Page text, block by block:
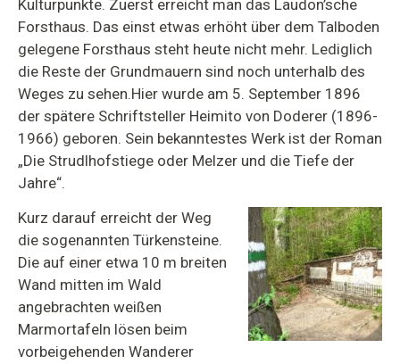
Kulturpunkte. Zuerst erreicht man das Laudon’sche
Forsthaus. Das einst etwas erhöht über dem Talboden
gelegene Forsthaus steht heute nicht mehr. Lediglich
die Reste der Grundmauern sind noch unterhalb des
Weges zu sehen.Hier wurde am 5. September 1896
der spätere Schriftsteller Heimito von Doderer (1896-
1966) geboren. Sein bekanntestes Werk ist der Roman
„Die Strudlhofstiege oder Melzer und die Tiefe der
Jahre“.
Kurz darauf erreicht der Weg
die sogenannten Türkensteine.
Die auf einer etwa 10 m breiten
Wand mitten im Wald
angebrachten weißen
Marmortafeln lösen beim
vorbeigehenden Wanderer